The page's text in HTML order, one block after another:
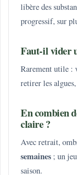
libère des
progressif, sur
Faut-il vider
Rarement utile :
retirer les
En combien
claire ?
Avec retrait,
semaines ; un
saison.